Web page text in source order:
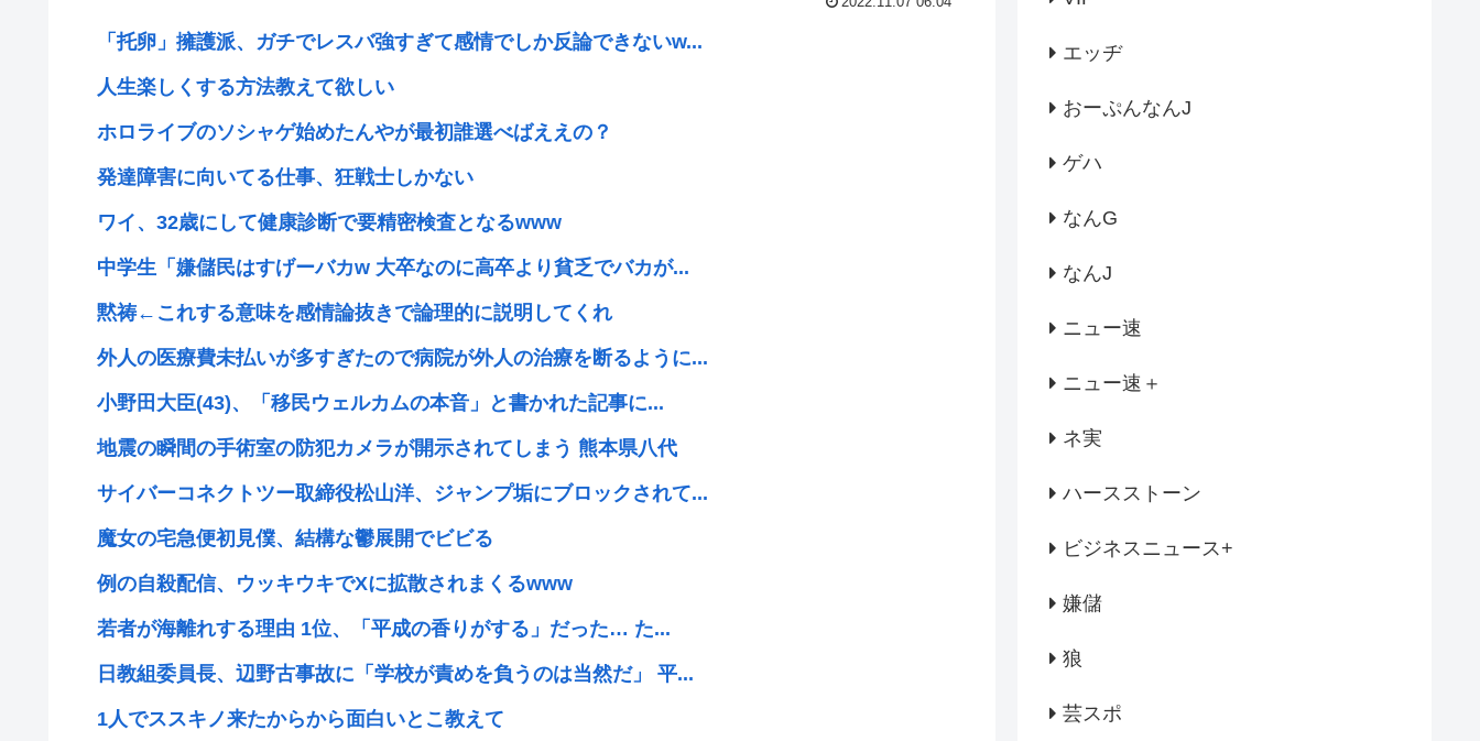
「托卵」擁護派、ガチでレスバ強すぎて感情でしか反論できないw...
人生楽しくする方法教えて欲しい
ホロライブのソシャゲ始めたんやが最初誰選べばええの？
発達障害に向いてる仕事、狂戦士しかない
ワイ、32歳にして健康診断で要精密検査となるwww
中学生「嫌儲民はすげーバカw 大卒なのに高卒より貧乏でバカが...
黙祷←これする意味を感情論抜きで論理的に説明してくれ
外人の医療費未払いが多すぎたので病院が外人の治療を断るように...
小野田大臣(43)、「移民ウェルカムの本音」と書かれた記事に...
地震の瞬間の手術室の防犯カメラが開示されてしまう 熊本県八代
サイバーコネクトツー取締役松山洋、ジャンプ垢にブロックされて...
魔女の宅急便初見僕、結構な鬱展開でビビる
例の自殺配信、ウッキウキでXに拡散されまくるwww
若者が海離れする理由 1位、「平成の香りがする」だった… た...
日教組委員長、辺野古事故に「学校が責めを負うのは当然だ」 平...
1人でススキノ来たからから面白いとこ教えて
エッヂ
おーぷんなんJ
ゲハ
なんG
なんJ
ニュー速
ニュー速＋
ネ実
ハースストーン
ビジネスニュース+
嫌儲
狼
芸スポ